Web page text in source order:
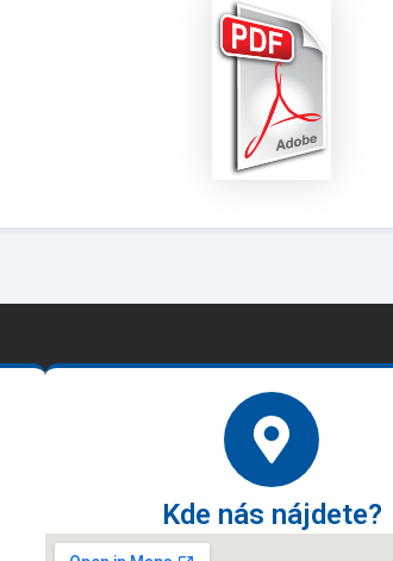
Kde nás nájdete?